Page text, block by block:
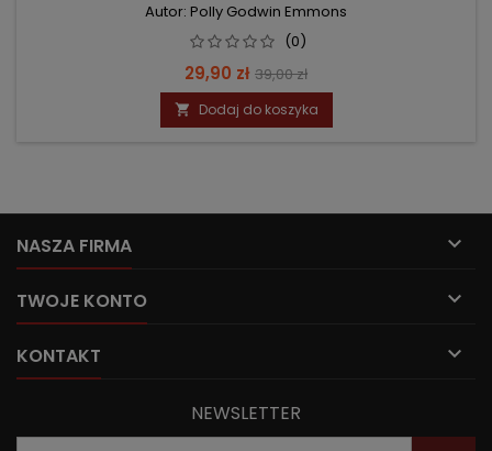
Autor: Polly Godwin Emmons
(0)
Cena
29,90 zł Cena
podstawowa
39,00 zł
 Dodaj do koszyka
NASZA FIRMA 
TWOJE KONTO 
KONTAKT 
NEWSLETTER